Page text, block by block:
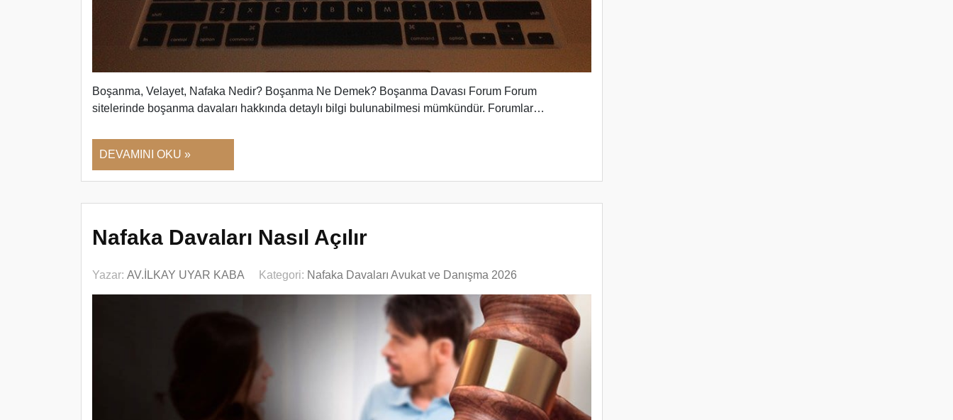
Boşanma, Velayet, Nafaka Nedir? Boşanma Ne Demek? Boşanma Davası Forum Forum
sitelerinde boşanma davaları hakkında detaylı bilgi bulunabilmesi mümkündür. Forumlar…
DEVAMINI OKU »
Nafaka Davaları Nasıl Açılır
Yazar: AV.İLKAY UYAR KABA Kategori: Nafaka Davaları Avukat ve Danışma 2026